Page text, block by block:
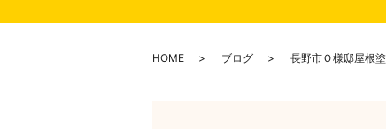
HOME ブログ 長野市Ｏ様邸屋根